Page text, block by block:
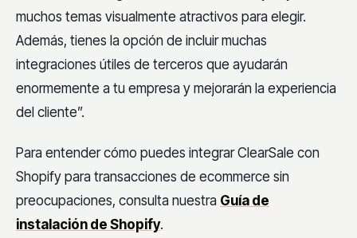
muchos temas visualmente atractivos para elegir.
Además, tienes la opción de incluir muchas
integraciones útiles de terceros que ayudarán
enormemente a tu empresa y mejorarán la experiencia
del cliente”.
Para entender cómo puedes integrar ClearSale con
Shopify para transacciones de ecommerce sin
preocupaciones, consulta nuestra Guía de
instalación de Shopify.